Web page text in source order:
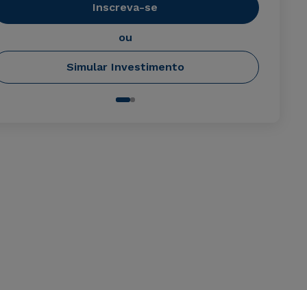
Inscreva-se
ou
Simular Investimento